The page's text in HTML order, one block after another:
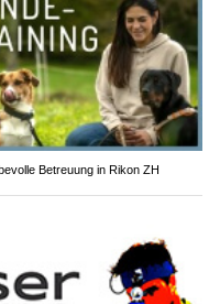
Betreuung in Rikon ZH